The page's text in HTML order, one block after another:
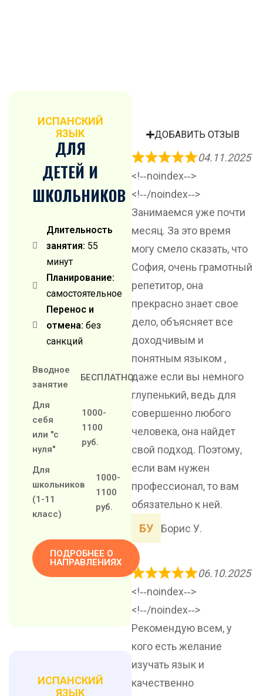
ИСПАНСКИЙ
ЯЗЫК
ДЛЯ
ДЕТЕЙ И
ШКОЛЬНИКОВ
Длительность
занятия: 55
минут
Планирование:
самостоятельное
Перенос и
отмена: без
санкций
Вводное
занятие
БЕСПЛАТНО
Для
себя
или "с
нуля"
1000-
1100
руб.
Для
школьников
(1-11
класс)
1000-
1100
руб.
ПОДРОБНЕЕ О
НАПРАВЛЕНИЯХ
ИСПАНСКИЙ
ЯЗЫК
ДОБАВИТЬ ОТЗЫВ
04.11.2025
<!‐‐noindex‐‐>
<!‐‐/noindex‐‐>
Занимаемся уже почти
месяц. За это время
могу смело сказать, что
София, очень грамотный
репетитор, она
прекрасно знает свое
дело, объясняет все
доходчивым и
понятным языком ,
даже если вы немного
глупенький, ведь для
совершенно любого
человека, она найдет
свой подход. Поэтому,
если вам нужен
профессионал, то вам
обязательно к ней.
Борис У.
06.10.2025
<!‐‐noindex‐‐>
<!‐‐/noindex‐‐>
Рекомендую всем, у
кого есть желание
изучать язык и
качественно